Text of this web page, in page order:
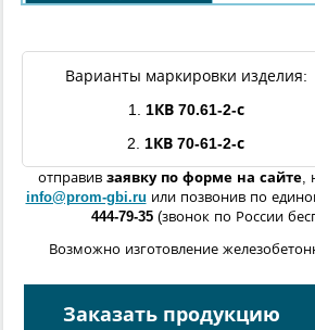
Варианты маркировки изделия:
1. 1КВ 70.61-2-с
2.
1КВ 70-61-2-с
отправив заявку по форме на сайте,
info@prom-gbi.ru или позвонив по
444-79-35 (звонок по России
Возможно изготовление
расположенных вСанкт-Петербурге
Заказать продукцию